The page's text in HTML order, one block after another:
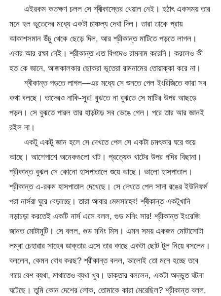
এইরকম কতক্ষণ চলল সে শ্ৰীকাস্তের খেয়াল নেই। হঠাৎ একসময় তার
মনে হল ভূতেদের মধ্যে একটা চাঞ্চল্য দেখা দিল। তারা তাকে প্রায়
আকাশসমান উঁচু থেকে ছেড়ে দিল, আর শ্রীকান্ত মাটিতে পড়তে লাগল।
এবার আর রক্ষা নেই। শ্রীকান্ত এত বিপদেও রামনাম করেনি। করলেও কী
হত কে জানে, আজকালকার ছোকরা ভূতেরা রামনামের তোয়াক্কা করে না।
শ্ৰীকান্ত পড়তে লাগল—এর মধ্যে সে শুনতে পেল ইংরিজিতে কারা সব
কথা বলছে। তাদেরও নাকি-সুর! বুঝতে না বুঝতে সে মাটির উপর আছড়ে
পড়ল। সে বুঝতে পারল তার হাড়টাড় সব ভেঙে গেল। পরে তার আর জ্ঞানই
রইল না।
একটু একটু জ্ঞান হলে সে দেখতে পেল সে একটা চমৎকার ঘরে শুয়ে
আছে। আশেপাশে অনেকগুলো খাট। প্রত্যেক খাটের উপর গদির বিছানা।
শ্রীকান্ত বুঝল সে কোনো হাসপাতালে শুয়ে আছে। ভালো হাসপাতাল।
শ্রীকান্ত এ-রকম হাসপাতাল দেখেছে। সে দেখতে পেল সাদা রঙের ইউনিফর্ম
পরা নার্সরা ঘুরে বেড়াচ্ছে। তারা আবার মেমসাহেব! শ্ৰীকান্ত একটুখানি
নড়াচড়া করতেই একটি নার্স এসে বলল, গুড মনিং সার! শ্রীকান্ত ইংরেজি
জানত মোটামুটি। সে বলল, গুড মনিং মিস। এমন সময় একজন মোটাসোটা
লম্বা চেহারার সাহেব ডাক্তার এসে তার কাছে একটা ছোট টুল নিয়ে বসলেন।
বললেন, কেমন বোধ করছ? শ্রীকান্ত বলল, ভালোই তো মনে হচ্ছে তবে
গায়ে বেশ ব্যথা, মাথাতেও ব্যথা খুব। ডাক্তার বললেন, একটা অদ্ভুত ঘটনা
ঘটেছে। তুমি কোন দেশের লোক, তোমাকে কারা মেরেছিল? শ্রীকান্ত বলল,